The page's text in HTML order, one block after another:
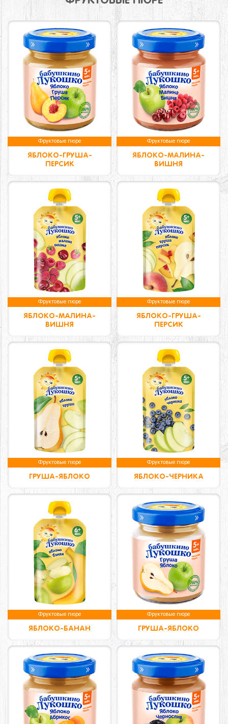
Фруктовые пюре
ЯБЛОКО-ГРУША-
ПЕРСИК
Фруктовые пюре
ЯБЛОКО-МАЛИНА-
ВИШНЯ
Фруктовые пюре
ЯБЛОКО-МАЛИНА-
ВИШНЯ
Фруктовые пюре
ЯБЛОКО-ГРУША-
ПЕРСИК
Фруктовые пюре
ГРУША-ЯБЛОКО
Фруктовые пюре
ЯБЛОКО-ЧЕРНИКА
Фруктовые пюре
ЯБЛОКО-БАНАН
Фруктовые пюре
ГРУША-ЯБЛОКО